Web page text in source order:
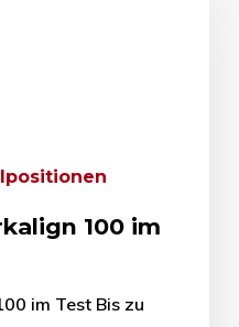
100 im
im Test Bis zu